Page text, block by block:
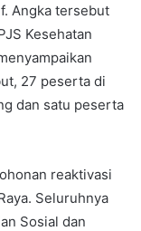
Angka tersebut
Kesehatan
27 peserta di
dan satu peserta
reaktivasi
Seluruhnya
Sosial dan